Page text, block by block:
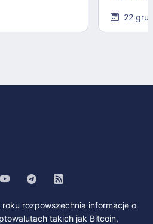
22
rozpowszechnia informacje o
takich jak Bitcoin,